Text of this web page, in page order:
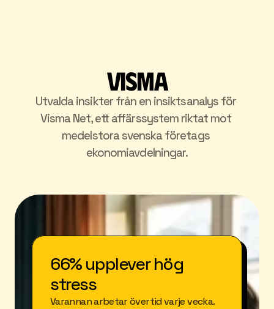
Visma
Utvalda insikter från en insiktsanalys för
Visma Net, ett affärssystem riktat mot
medelstora svenska företags
ekonomiavdelningar.
66% upplever hög
stress
Varannan arbetar övertid varje vecka.
Book a call
Select Language